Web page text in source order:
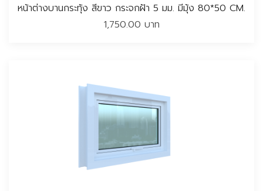
หน้าต่างบานกระทุ้ง สีขาว กระจกฝ้า 5 มม. มีมุ้ง 80*50 CM.
1,750.00 บาท